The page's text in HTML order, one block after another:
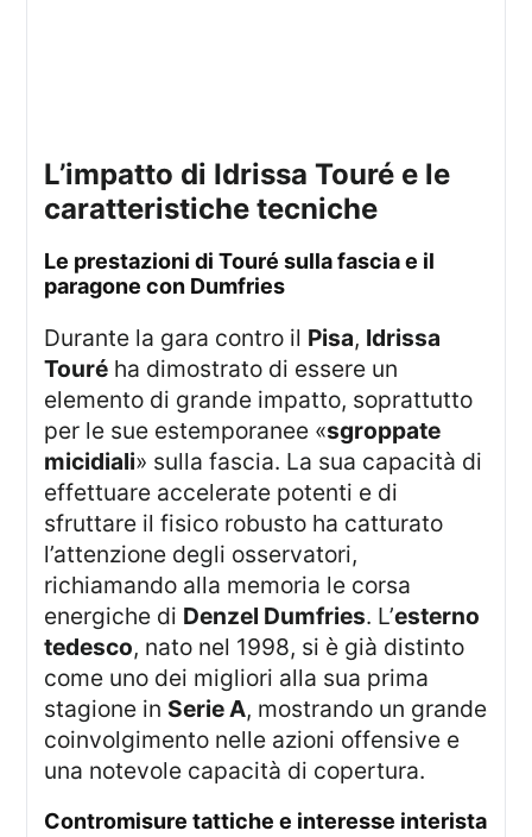
l’impatto di Idrissa Touré e le
caratteristiche tecniche
le prestazioni di Touré sulla fascia e il
paragone con Dumfries
Durante la gara contro il Pisa, Idrissa
Touré ha dimostrato di essere un
elemento di grande impatto, soprattutto
per le sue estemporanee «sgroppate
micidiali» sulla fascia. La sua capacità di
effettuare accelerate potenti e di
sfruttare il fisico robusto ha catturato
l’attenzione degli osservatori,
richiamando alla memoria le corsa
energiche di Denzel Dumfries. L’esterno
tedesco, nato nel 1998, si è già distinto
come uno dei migliori alla sua prima
stagione in Serie A, mostrando un grande
coinvolgimento nelle azioni offensive e
una notevole capacità di copertura.
contromisure tattiche e interesse interista